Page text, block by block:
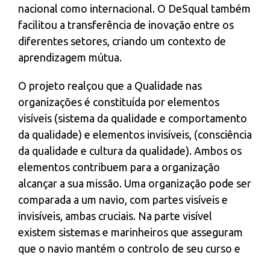
nacional como internacional. O DeSqual também
facilitou a transferência de inovação entre os
diferentes setores, criando um contexto de
aprendizagem mútua.
O projeto realçou que a Qualidade nas
organizações é constituída por elementos
visíveis (sistema da qualidade e comportamento
da qualidade) e elementos invisíveis, (consciência
da qualidade e cultura da qualidade). Ambos os
elementos contribuem para a organização
alcançar a sua missão. Uma organização pode ser
comparada a um navio, com partes visíveis e
invisíveis, ambas cruciais. Na parte visível
existem sistemas e marinheiros que asseguram
que o navio mantém o controlo de seu curso e